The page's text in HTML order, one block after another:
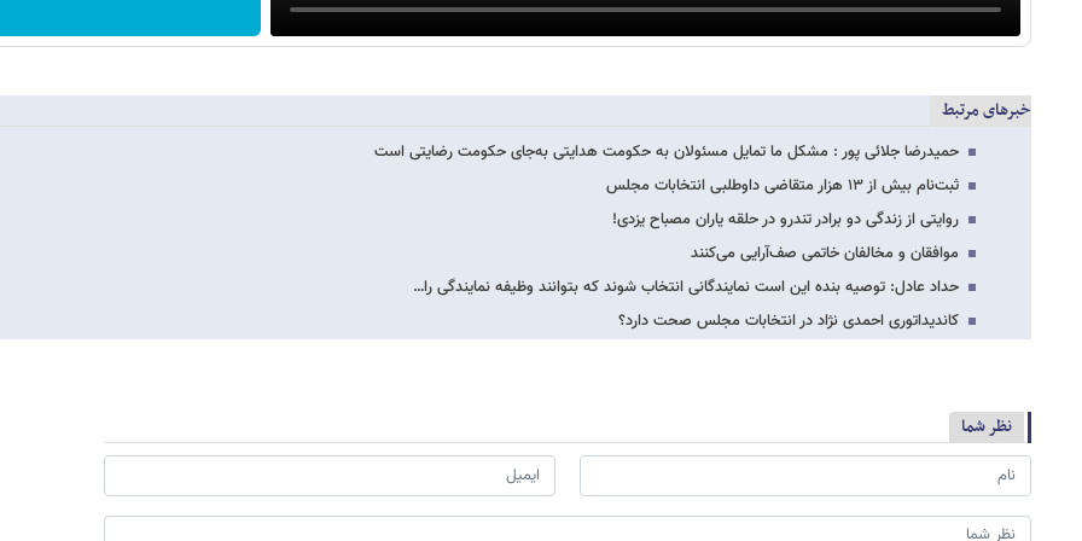
خبرهای مرتبط
حمیدرضا جلائی پور : مشکل ما تمایل مسئولان به حکومت هدایتی به‌جای حکومت رضایتی است
ثبت‌نام بیش از ۱۳ هزار متقاضی داوطلبی انتخابات مجلس
روایتی از زندگی دو برادر تندرو در حلقه یاران مصباح یزدی!
موافقان و مخالفان خاتمی صف‌آرایی می‌کنند
حداد عادل: توصیه بنده این است نمایندگانی انتخاب شوند که بتوانند وظیفه نمایندگی را…
کاندیداتوری احمدی نژاد در انتخابات مجلس صحت دارد؟
نظر شما